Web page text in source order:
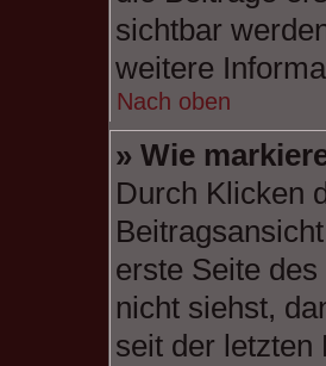
sichtbar
weitere
Nach oben
» Wie
Durch Klicken
erste Seite
nicht siehst,
seit der letzten